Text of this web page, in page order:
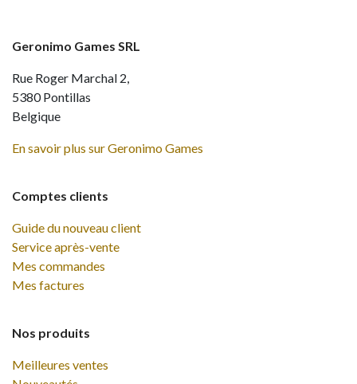
Comptes clients
Guide du nouveau client
Service après-vente
Mes commandes
Mes factures
Nos produits
Meilleures ventes
Geronimo Games SRL
Rue Roger Marchal 2,
5380 Pontillas
Belgique
En savoir plus sur Geronimo Games